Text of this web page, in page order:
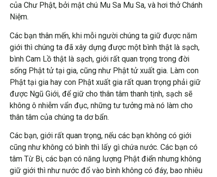
của Chư Phật, bởi mật chú Mu Sa Mu Sa, và hơi thở Chánh
Niệm.
Các bạn thân mến, khi mỗi người chúng ta giữ được năm
giới thì chúng ta đã xây dựng được một bình thật là sạch,
bình Cam Lồ thật là sạch, giới rất quan trọng trong đời
sống Phật tử tại gia, cũng như Phật tử xuất gia. Làm con
Phật tại gia hay con Phật xuất gia rất quan trọng phải giữ
được Ngũ Giới, để giữ cho thân tâm thanh tịnh, sạch sẽ
không ô nhiễm vẩn đục, những tư tưởng mà nó làm cho
thân tâm của chúng ta dơ bẩn.
Các bạn, giới rất quan trọng, nếu các bạn không có giới
cũng như không có bình thì lấy gì chứa nước. Các bạn có
tâm Từ Bi, các bạn có năng lượng Phật điển nhưng không
giữ giới thì như nước đổ vào bình không có đáy, bao nhiêu